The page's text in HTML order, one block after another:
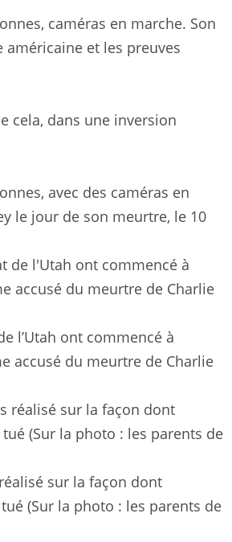
caméras en marche. Son
américaine et les preuves
cela, dans une inversion
avec des caméras en
le jour de son meurtre, le 10
l’Utah ont commencé à
accusé du meurtre de Charlie
sur la façon dont
(Sur la photo : les parents de